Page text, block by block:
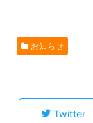
お知らせ
Twitter